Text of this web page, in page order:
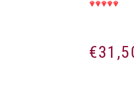
€